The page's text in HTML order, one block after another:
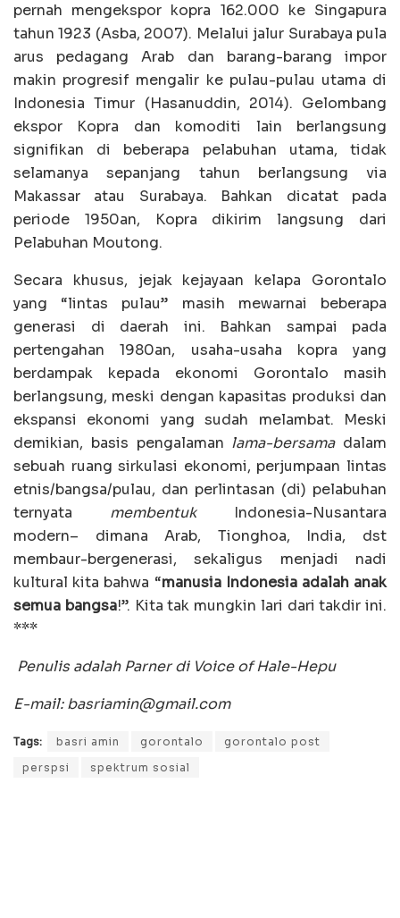
pernah mengekspor kopra 162.000 ke Singapura
tahun 1923 (Asba, 2007). Melalui jalur Surabaya pula
arus pedagang Arab dan barang-barang impor
makin progresif mengalir ke pulau-pulau utama di
Indonesia Timur (Hasanuddin, 2014). Gelombang
ekspor Kopra dan komoditi lain berlangsung
signifikan di beberapa pelabuhan utama, tidak
selamanya sepanjang tahun berlangsung via
Makassar atau Surabaya. Bahkan dicatat pada
periode 1950an, Kopra dikirim langsung dari
Pelabuhan Moutong.
Secara khusus, jejak kejayaan kelapa Gorontalo
yang “lintas pulau” masih mewarnai beberapa
generasi di daerah ini. Bahkan sampai pada
pertengahan 1980an, usaha-usaha kopra yang
berdampak kepada ekonomi Gorontalo masih
berlangsung, meski dengan kapasitas produksi dan
ekspansi ekonomi yang sudah melambat. Meski
demikian, basis pengalaman lama-bersamadalam
sebuah ruang sirkulasi ekonomi, perjumpaan lintas
etnis/bangsa/pulau, dan perlintasan (di) pelabuhan
ternyata membentukIndonesia-Nusantara
modern– dimana Arab, Tionghoa, India, dst
membaur-bergenerasi, sekaligus menjadi nadi
kultural kita bahwa “manusia Indonesia adalah anak
semua bangsa!”. Kita tak mungkin lari dari takdir ini.
***
Penulis adalahParner di Voice of Hale-Hepu
E-mail: basriamin@gmail.com
Tags: basri amin gorontalo
gorontalo post
perspsi
spektrum sosial